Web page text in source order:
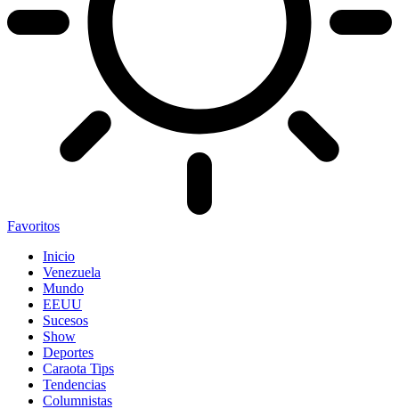
Favoritos
Inicio
Venezuela
Mundo
EEUU
Sucesos
Show
Deportes
Caraota Tips
Tendencias
Columnistas